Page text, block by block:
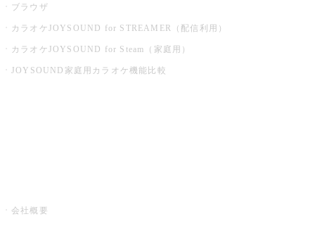
ブラウザ
カラオケJOYSOUND for STREAMER（配信利用）
カラオケJOYSOUND for Steam（家庭用）
JOYSOUND家庭用カラオケ機能比較
会社概要